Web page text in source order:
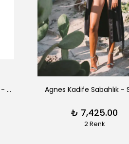
Aimee Fransız Dantelli Uzun Sabahlık - Siyah Agnes Kadife Sabahlık -
₺ 7,425.00
2 Renk